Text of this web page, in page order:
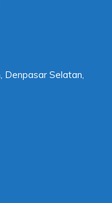
Denpasar Selatan,